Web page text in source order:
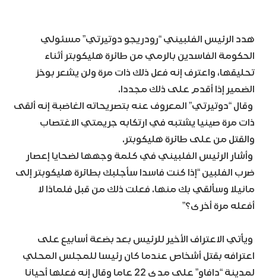
هدد الرئيس الفلبيني “رودريجو دوتيرتي” مسئولي
الحكومة الفاسدين بالرمي من طائرة هليكوبتر أثناء
تحليقها، واعترف إنه فعل ذلك ذات مرة ولن يشعر بوخز
الضمير إذا أقدم على ذلك مجددا.
وقال “دوتيرتي” المعروف عنه بتصريحاته الغاضبة إنه ألقى
ذات مرة صينيا يشتبه في ارتكابه جريمتي الاغتصاب
والقتل من على طائرة هليكوبتر.
وأشار الرئيس الفلبيني في كلمة وجهها لضحايا إعصار
ضرب الفلبين “إذا كنت فاسدا سأجلبك بطائرة هليكوبتر إلى
مانيلا وسألقي بك منها. فعلت ذلك من قبل فلماذا لا
أفعله مرة أخرى؟”
ويأتي الاعتراف الأخير للرئيس بعد بضعة أسابيع على
اعترافه بقتل أشخاص عندما كان رئيسا للمجلس المحلي
لمدينة “دافاو” على مدى 22 عاما وقال إنه فعلها أحيانا